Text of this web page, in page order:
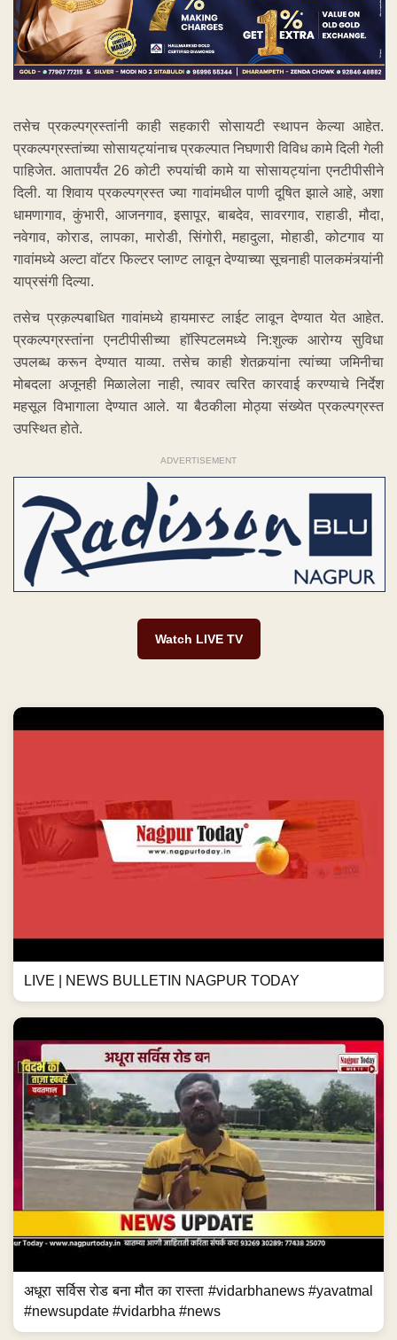
तसेच प्रकल्पग्रस्तांनी काही सहकारी सोसायटी स्थापन केल्या आहेत.
प्रकल्पग्रस्तांच्या सोसायट्यांनाच प्रकल्पात निघणारी विविध कामे दिली गेली
पाहिजेत. आतापर्यंत 26 कोटी रुपयांची कामे या सोसायट्यांना एनटीपीसीने
दिली. या शिवाय प्रकल्पग्रस्त ज्या गावांमधील पाणी दूषित झाले आहे, अशा
धामणागाव, कुंभारी, आजनगाव, इसापूर, बाबदेव, सावरगाव, राहाडी, मौदा,
नवेगाव, कोराड, लापका, मारोडी, सिंगोरी, महादुला, मोहाडी, कोटगाव या
गावांमध्ये अल्टा वॉटर फिल्टर प्लाण्ट लावून देण्याच्या सूचनाही पालकमंत्र्यांनी
याप्रसंगी दिल्या.
तसेच प्रक़ल्पबाधित गावांमध्ये हायमास्ट लाईट लावून देण्यात येत आहेत.
प्रकल्पग्रस्तांना एनटीपीसीच्या हॉस्पिटलमध्ये नि:शुल्क आरोग्य सुविधा
उपलब्ध करून देण्यात याव्या. तसेच काही शेतकर्‍यांना त्यांच्या जमिनीचा
मोबदला अजूनही मिळालेला नाही, त्यावर त्वरित कारवाई करण्याचे निर्देश
महसूल विभागाला देण्यात आले. या बैठकीला मोठ्या संख्येत प्रकल्पग्रस्त
उपस्थित होते.
ADVERTISEMENT
Watch LIVE TV
LIVE | NEWS BULLETIN NAGPUR TODAY
अधूरा सर्विस रोड बना मौत का रास्ता #vidarbhanews #yavatmal
#newsupdate #vidarbha #news